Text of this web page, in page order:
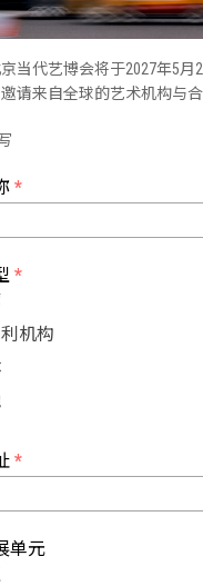
艺博会新闻
聚像
当代艺博会将于2027年5
请来自全球的艺术机构与
*
*
机构
*
单元